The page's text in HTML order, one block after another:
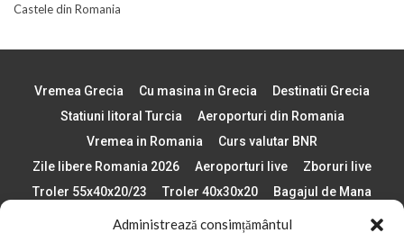
Administrează consimțământul
Castele din Romania
Vremea Grecia Cu masina in Grecia
Destinatii Grecia
Statiuni litoral Turcia
Aeroporturi din Romania
Vremea in Romania
Curs valutar BNR
Zile libere Romania 2026
Aeroporturi live
Zboruri live
Troler 55x40x20/23
Troler 40x30x20
Bagajul de Mana
Paste 2026
Cele mai bune telefoane